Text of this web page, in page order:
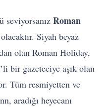
seviyorsanızRoman
Siyah beyaz
olan Roman Holiday,
bir gazeteciye aşık olan
Tüm resmiyetten ve
aradığı heyecanı